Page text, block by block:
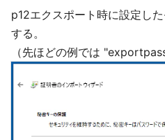
p12エクスポート時に設定し
する。
（先ほどの例では